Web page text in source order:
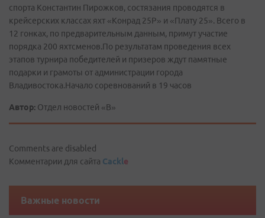
спорта Константин Пирожков, состязания проводятся в
крейсерских классах яхт «Конрад 25Р» и «Плату 25». Всего в
12 гонках, по предварительным данным, примут участие
порядка 200 яхтсменов.По результатам проведения всех
этапов турнира победителей и призеров ждут памятные
подарки и грамоты от администрации города
Владивостока.Начало соревнований в 19 часов
Автор: Отдел новостей «В»
Comments are disabled
Комментарии для сайта Cackle
Важные новости